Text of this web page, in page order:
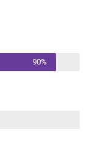
90%